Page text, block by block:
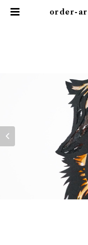
order-art